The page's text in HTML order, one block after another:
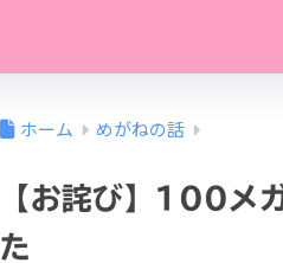
ホーム めがねの話
【お詫び】100メ
た